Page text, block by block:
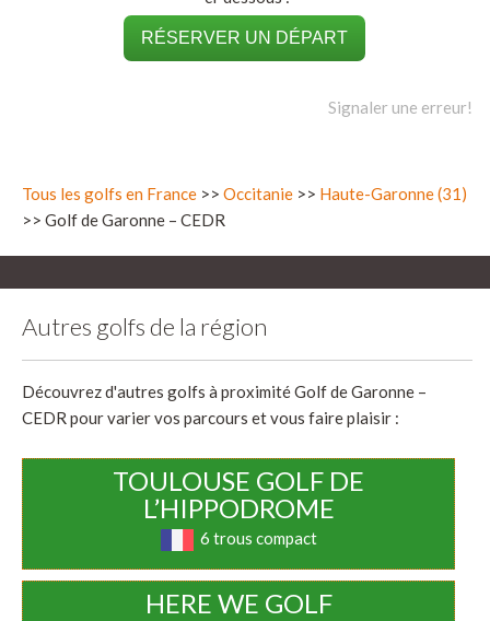
RÉSERVER UN DÉPART
Signaler une erreur!
Tous les golfs en France >> Occitanie >> Haute-Garonne (31)
>> Golf de Garonne – CEDR
Autres golfs de la région
Découvrez d'autres golfs à proximité Golf de Garonne –
CEDR pour varier vos parcours et vous faire plaisir :
TOULOUSE GOLF DE
L’HIPPODROME
6 trous compact
HERE WE GOLF